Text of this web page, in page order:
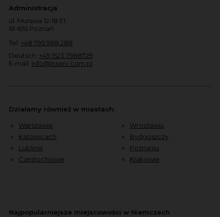
Administracja
ul. Murawa 12-18 E1
61-655 Poznań
Tel: +48 795 988 288
Deutsch: +49 1523 7988729
E-mail: info@inserv.com.pl
Działamy również w miastach:
Warszawie
Katowicach
Lublinie
Częstochowie
Wrocławiu
Bydgoszczy
Poznaniu
Krakowie
Najpopularniejsze miejscowości w Niemczech